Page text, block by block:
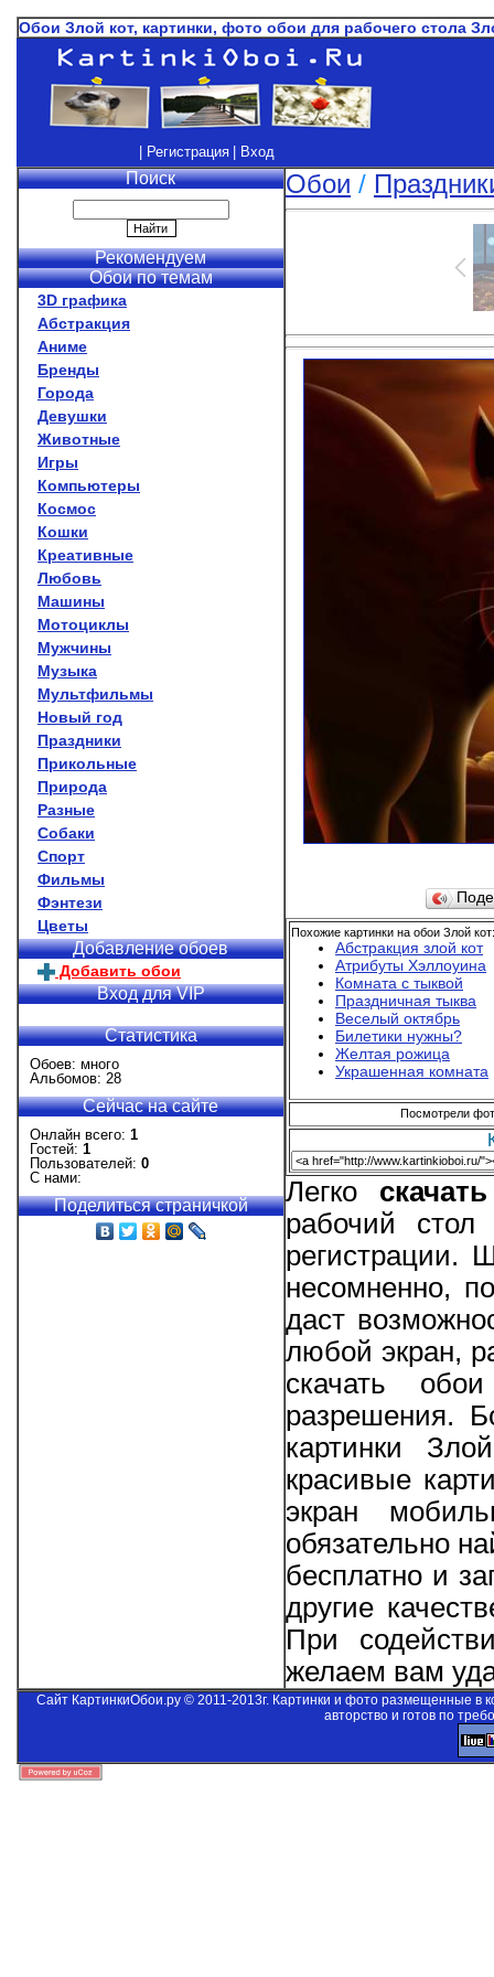
Обои Злой кот, картинки, фото обои для рабочего стола
| Регистрация | Вход
Поиск
Рекомендуем
Обои по темам
3D графика
Абстракция
Аниме
Бренды
Города
Девушки
Животные
Игры
Компьютеры
Космос
Кошки
Креативные
Любовь
Машины
Мотоциклы
Мужчины
Музыка
Мультфильмы
Новый год
Праздники
Прикольные
Природа
Разные
Собаки
Спорт
Фильмы
Фэнтези
Цветы
Добавление обоев
Добавить обои
Вход для VIP
Статистика
Обоев: много
Альбомов: 28
Сейчас на сайте
Онлайн всего: 1
Гостей: 1
Пользователей: 0
С нами:
Поделиться страничкой
Обои /
Похожие картинки на обои Злой кот:
Абстракция злой кот
Атрибуты Хэллоуина
Комната с тыквой
Праздничная тыква
Веселый октябрь
Билетики нужны?
Желтая рожица
Украшенная комната
Посмотрели
Легко
рабочий стол
регистрации.
несомненно,
даст
любой экран,
скачать
разрешения.
картинки
красивые
экран
обязательно
бесплатно и
другие
При
желаем вам
Сайт КартинкиОбои.ру © 2011-2013г. Картинки и фото размещенные в
авторство и готов по